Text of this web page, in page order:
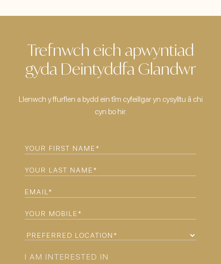
Trefnwch eich apwyntiad
gyda Deintyddfa Glandwr
Llenwch y ffurflen a bydd ein tîm cyfeillgar yn cysylltu â chi
cyn bo hir.
FIRST
LAST
EMAIL(REQUIRED)
PHONE(REQUIRED)
PREFERRED
I AM INTERESTED IN